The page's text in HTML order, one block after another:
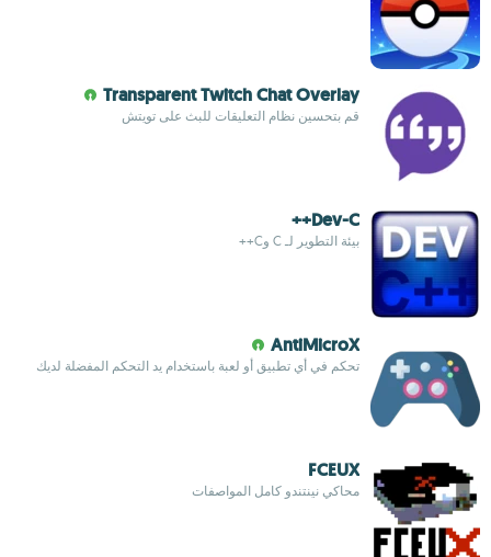
Transparent Twitch Chat Overlay
قم بتحسين نظام التعليقات للبث على تويتش
Dev-C++
بيئة التطوير لـ C وC++
AntiMicroX
تحكم في أي تطبيق أو لعبة باستخدام يد التحكم المفضلة لديك
FCEUX
محاكي نينتندو كامل المواصفات